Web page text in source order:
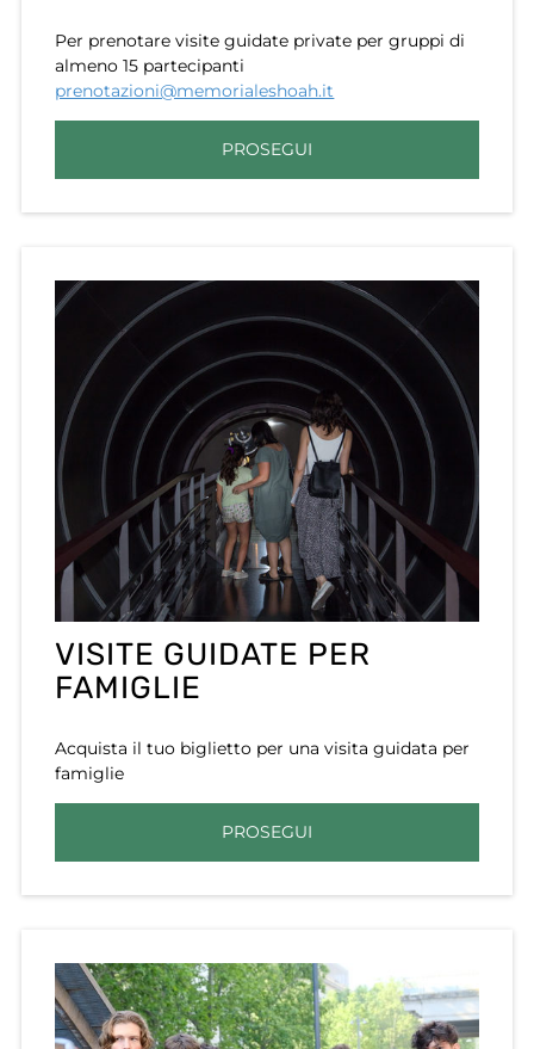
Per prenotare visite guidate private per gruppi di
almeno 15 partecipanti
prenotazioni@memorialeshoah.it
PROSEGUI
VISITE GUIDATE PER
FAMIGLIE
Acquista il tuo biglietto per una visita guidata per
famiglie
PROSEGUI